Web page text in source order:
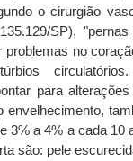
o cirurgião
SP), "pernas
problemas no
para
envelhecimento,
3% a 4% a cada 10
são: pele